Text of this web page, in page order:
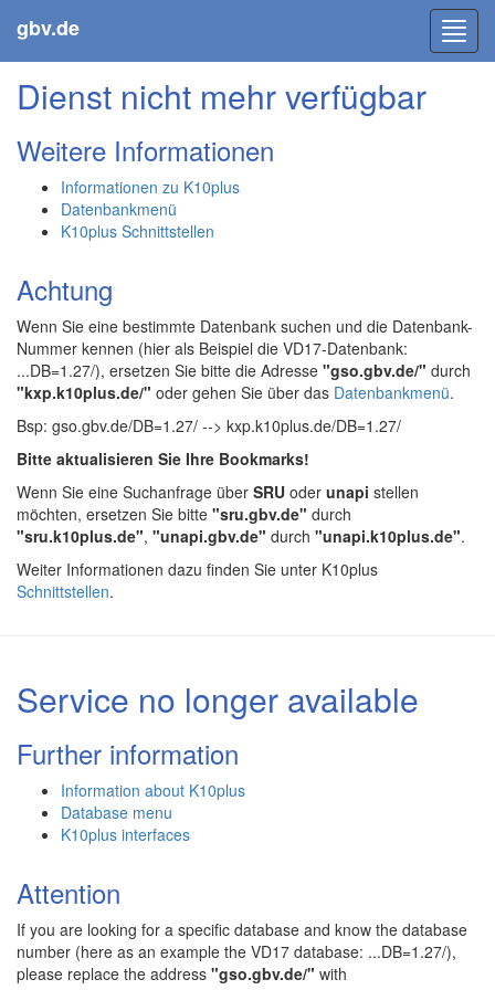
gbv.de
Dienst nicht mehr verfügbar
Weitere Informationen
Informationen zu K10plus
Datenbankmenü
K10plus Schnittstellen
Achtung
Wenn Sie eine bestimmte Datenbank suchen und die Datenbank-
Nummer kennen (hier als Beispiel die VD17-Datenbank:
...DB=1.27/), ersetzen Sie bitte die Adresse "gso.gbv.de/" durch
"kxp.k10plus.de/" oder gehen Sie über das Datenbankmenü.
Bsp: gso.gbv.de/DB=1.27/ --> kxp.k10plus.de/DB=1.27/
Bitte aktualisieren Sie Ihre Bookmarks!
Wenn Sie eine Suchanfrage über SRU oder unapi stellen
möchten, ersetzen Sie bitte "sru.gbv.de" durch
"sru.k10plus.de", "unapi.gbv.de" durch "unapi.k10plus.de".
Weiter Informationen dazu finden Sie unter K10plus
Schnittstellen.
Service no longer available
Further information
Information about K10plus
Database menu
K10plus interfaces
Attention
If you are looking for a specific database and know the database
number (here as an example the VD17 database: ...DB=1.27/),
please replace the address "gso.gbv.de/" with